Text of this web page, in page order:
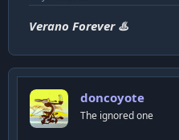
Verano Forever ♨️
doncoyote
The ignored one